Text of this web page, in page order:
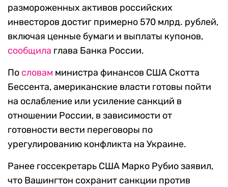
размороженных активов российских
инвесторов достиг примерно 570 млрд. рублей,
включая ценные бумаги и выплаты купонов,
сообщила глава Банка России.
По словам министра финансов США Скотта
Бессента, американские власти готовы пойти
на ослабление или усиление санкций в
отношении России, в зависимости от
готовности вести переговоры по
урегулированию конфликта на Украине.
Ранее госсекретарь США Марко Рубио заявил,
что Вашингтон сохранит санкции против